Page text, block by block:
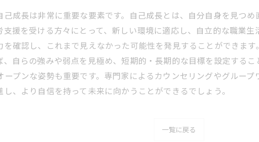
成長は非常に重要な要素です。自己成長とは、自分自身を見つ
支援を受ける方々にとって、新しい環境に適応し、自立的な職業
を確認し、これまで見えなかった可能性を発見することができま
自らの強みや弱点を見極め、短期的・長期的な目標を設定する
ープンな姿勢も重要です。専門家によるカウンセリングやグルー
、より自信を持って未来に向かうことができるでしょう。
一覧に戻る